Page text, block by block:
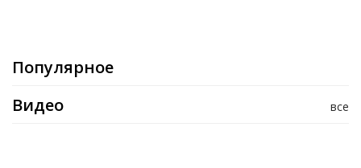
Популярное
все
Видео